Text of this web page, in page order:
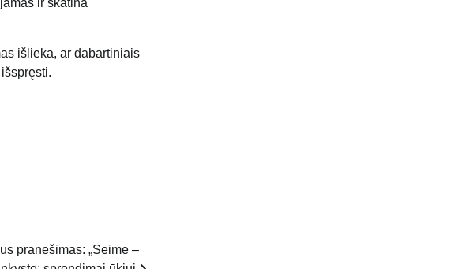
išlieka, ar dabartiniais
pranešimas: „Seime –